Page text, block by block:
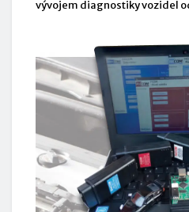
vývojem diagnostiky vozidel